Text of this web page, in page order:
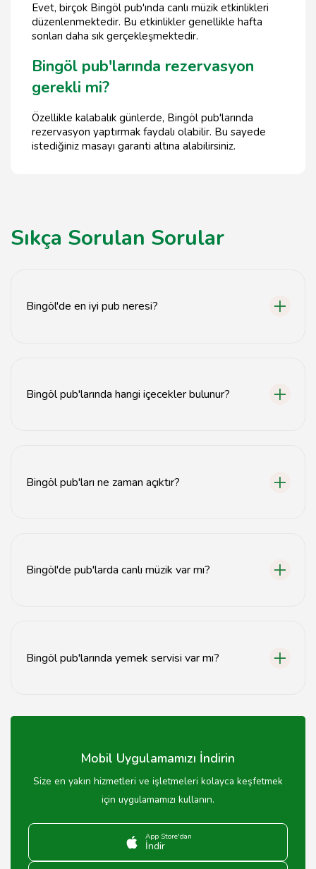
Evet, birçok Bingöl pub'ında canlı müzik etkinlikleri
düzenlenmektedir. Bu etkinlikler genellikle hafta
sonları daha sık gerçekleşmektedir.
Bingöl pub'larında rezervasyon
gerekli mi?
Özellikle kalabalık günlerde, Bingöl pub'larında
rezervasyon yaptırmak faydalı olabilir. Bu sayede
istediğiniz masayı garanti altına alabilirsiniz.
Sıkça Sorulan Sorular
Bingöl'de en iyi pub neresi?
Bingöl pub'larında hangi içecekler bulunur?
Bingöl pub'ları ne zaman açıktır?
Bingöl'de pub'larda canlı müzik var mı?
Bingöl pub'larında yemek servisi var mı?
servisi bulunmaktadır.
Mobil Uygulamamızı İndirin
Size en yakın hizmetleri ve işletmeleri kolayca keşfetmek
için uygulamamızı kullanın.
App Store'dan
İndir